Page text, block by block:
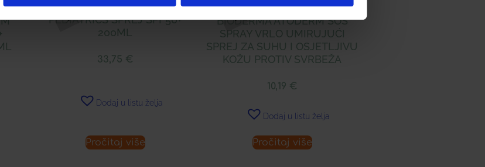
BIODERMA PHOTODERM
PEDIATRICS SPREJ SPF50+
200ML
33,75 €
Dodaj u listu želja
Pročitaj više
BIODERMA ATODERM SOS
SPRAY VRLO UMIRUJUĆI
SPREJ ZA SUHU I OSJETLJIVU
KOŽU PROTIV SVRBEŽA
10,19 €
Dodaj u listu želja
Pročitaj više